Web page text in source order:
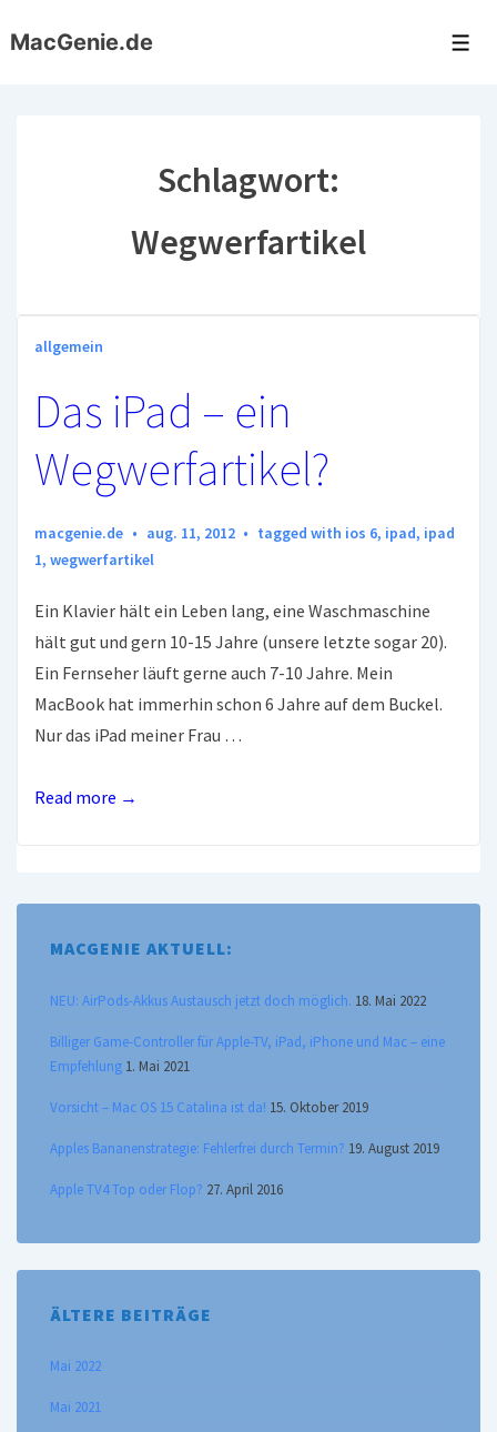
Zum
MacGenie.de
Schlagwort:
Wegwerfartikel
allgemein
Das iPad – ein
Wegwerfartikel?
macgenie.de aug. 11, 2012 tagged with ios 6, ipad, ipad
1, wegwerfartikel
Ein Klavier hält ein Leben lang, eine Waschmaschine
hält gut und gern 10-15 Jahre (unsere letzte sogar 20).
Ein Fernseher läuft gerne auch 7-10 Jahre. Mein
MacBook hat immerhin schon 6 Jahre auf dem Buckel.
Nur das iPad meiner Frau …
Das
Read more →
MACGENIE AKTUELL:
NEU: AirPods-Akkus Austausch jetzt doch möglich. 18. Mai 2022
Billiger Game-Controller für Apple-TV, iPad, iPhone und Mac – eine
Empfehlung 1. Mai 2021
Vorsicht – Mac OS 15 Catalina ist da! 15. Oktober 2019
Apples Bananenstrategie: Fehlerfrei durch Termin? 19. August 2019
Apple TV4 Top oder Flop? 27. April 2016
ÄLTERE BEITRÄGE
Mai 2022
Mai 2021